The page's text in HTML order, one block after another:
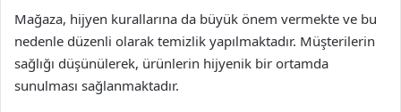
Mağaza, hijyen kurallarına da büyük önem vermekte ve bu
nedenle düzenli olarak temizlik yapılmaktadır. Müşterilerin
sağlığı düşünülerek, ürünlerin hijyenik bir ortamda
sunulması sağlanmaktadır.